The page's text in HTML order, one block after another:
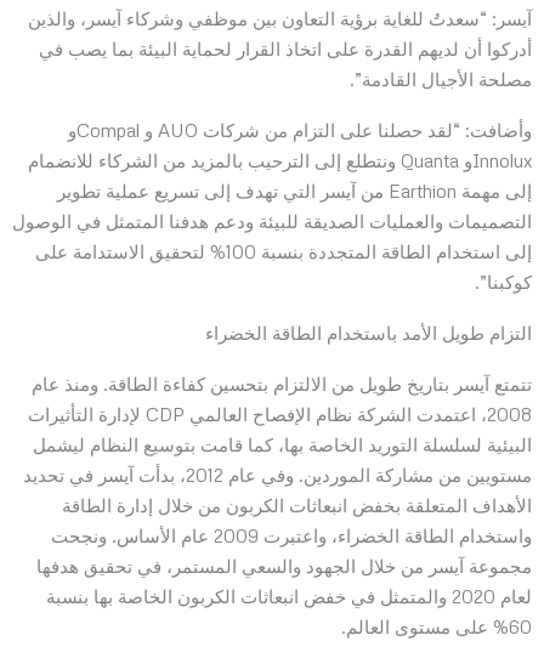
آيسر: “سعدتُ للغاية برؤية التعاون بين موظفي وشركاء آيسر، والذين
أدركوا أن لديهم القدرة على اتخاذ القرار لحماية البيئة بما يصب في
مصلحة الأجيال القادمة”.
وأضافت: “لقد حصلنا على التزام من شركات AUO و Compalو
Innoluxو Quanta ونتطلع إلى الترحيب بالمزيد من الشركاء للانضمام
إلى مهمة Earthion من آيسر التي تهدف إلى تسريع عملية تطوير
التصميمات والعمليات الصديقة للبيئة ودعم هدفنا المتمثل في الوصول
إلى استخدام الطاقة المتجددة بنسبة 100% لتحقيق الاستدامة على
كوكبنا”.
التزام طويل الأمد باستخدام الطاقة الخضراء
تتمتع آيسر بتاريخ طويل من الالتزام بتحسين كفاءة الطاقة. ومنذ عام
2008، اعتمدت الشركة نظام الإفصاح العالمي CDP لإدارة التأثيرات
البيئية لسلسلة التوريد الخاصة بها، كما قامت بتوسيع النظام ليشمل
مستويين من مشاركة الموردين. وفي عام 2012، بدأت آيسر في تحديد
الأهداف المتعلقة بخفض انبعاثات الكربون من خلال إدارة الطاقة
واستخدام الطاقة الخضراء، واعتبرت 2009 عام الأساس. ونجحت
مجموعة آيسر من خلال الجهود والسعي المستمر، في تحقيق هدفها
لعام 2020 والمتمثل في خفض انبعاثات الكربون الخاصة بها بنسبة
60% على مستوى العالم.